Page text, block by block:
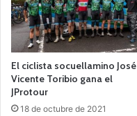
El ciclista socuellamino José
Vicente Toribio gana el
JProtour
18 de octubre de 2021